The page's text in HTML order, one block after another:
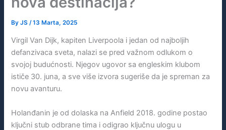
ByJS /13 Marta, 2025
Virgil Van Dijk, kapiten Liverpoola i jedan od najboljih
defanzivaca sveta, nalazi se pred važnom odlukom o
svojoj budućnosti. Njegov ugovor sa engleskim klubom
ističe 30. juna, a sve više izvora sugeriše da je spreman za
novu avanturu.
Holanđanin je od dolaska na Anfield 2018. godine postao
ključni stub odbrane tima i odigrao ključnu ulogu u